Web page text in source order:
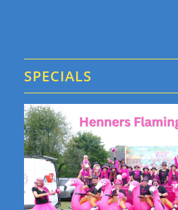
SPECIALS